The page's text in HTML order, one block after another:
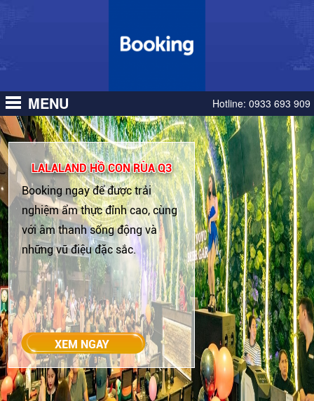
MENU Hotline: 0933 693 909
LALALAND HỒ CON RÙA Q3
Booking ngay để được trải
nghiệm ẩm thực đỉnh cao, cùng
với âm thanh sống động và
những vũ điệu đặc sắc.